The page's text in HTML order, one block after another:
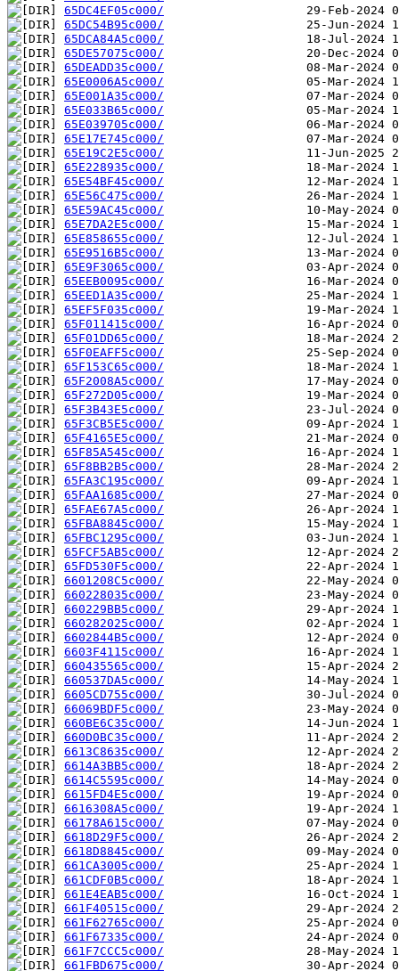
65DC4EF05c000/
65DC54B95c000/
65DCA84A5c000/
65DE57075c000/
65DEADD35c000/
65E0006A5c000/
65E001A35c000/
65E033B65c000/
65E039705c000/
65E17E745c000/
65E19C2E5c000/
65E228935c000/
65E54BF45c000/
65E56C475c000/
65E59AC45c000/
65E7DA2E5c000/
65E858655c000/
65E9516B5c000/
65E9F3065c000/
65EEB0095c000/
65EED1A35c000/
65EF5F035c000/
65F011415c000/
65F01DD65c000/
65F0EAFF5c000/
65F153C65c000/
65F2008A5c000/
65F272D05c000/
65F3B43E5c000/
65F3CB5E5c000/
65F4165E5c000/
65F85A545c000/
65F8BB2B5c000/
65FA3C195c000/
65FAA1685c000/
65FAE67A5c000/
65FBA8845c000/
65FBC1295c000/
65FCF5AB5c000/
65FD530F5c000/
6601208C5c000/
660228035c000/
660229BB5c000/
660282025c000/
6602844B5c000/
6603F4115c000/
660435565c000/
660537DA5c000/
6605CD755c000/
66069BDF5c000/
660BE6C35c000/
660D0BC35c000/
6613C8635c000/
6614A3BB5c000/
6614C5595c000/
6615FD4E5c000/
6616308A5c000/
66178A615c000/
6618D29F5c000/
6618D8845c000/
661CA3005c000/
661CDF0B5c000/
661E4EAB5c000/
661F40515c000/
661F62765c000/
661F67335c000/
661F7CCC5c000/
661FBD675c000/